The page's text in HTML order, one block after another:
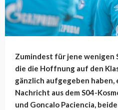
Zumindest für jene wenigen
die die Hoffnung auf den
gänzlich aufgegeben haben,
Nachricht aus dem S04-
und Goncalo Paciencia,